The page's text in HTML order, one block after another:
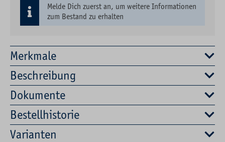
Merkmale
Beschreibung
Dokumente
Bestellhistorie
Varianten
Melde Dich zuerst an, um weitere Informationen
zum Bestand zu erhalten